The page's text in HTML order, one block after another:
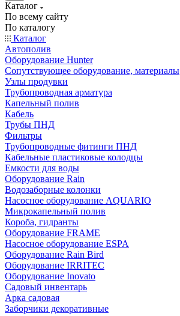
Каталог
По всему сайту
По каталогу
Каталог
Автополив
Оборудование Hunter
Сопутствующее оборудование, материалы
Узлы продувки
Трубопроводная арматура
Капельный полив
Кабель
Трубы ПНД
Фильтры
Трубопроводные фитинги ПНД
Кабельные пластиковые колодцы
Емкости для воды
Оборудование Rain
Водозаборные колонки
Насосное оборудование AQUARIO
Микрокапельный полив
Короба, гидранты
Оборудование FRAME
Насосное оборудование ESPA
Оборудование Rain Bird
Оборудование IRRITEC
Оборудование Inovato
Садовый инвентарь
Арка садовая
Заборчики декоративные